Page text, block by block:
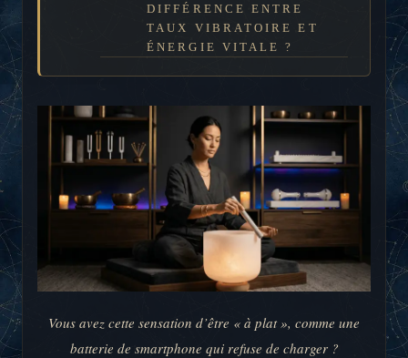
DIFFÉRENCE ENTRE
TAUX VIBRATOIRE ET
ÉNERGIE VITALE ?
Vous avez cette sensation d’être « à plat », comme une
batterie de smartphone qui refuse de charger ?